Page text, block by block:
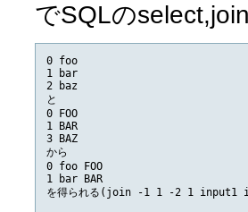
でSQLの
0 foo
1 bar
2 baz
と
0 FOO
1 BAR
3 BAZ
から
0 foo FOO
1 bar BAR